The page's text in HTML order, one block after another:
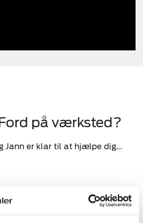
på værksted?
Jann er klar til at hjælpe dig...